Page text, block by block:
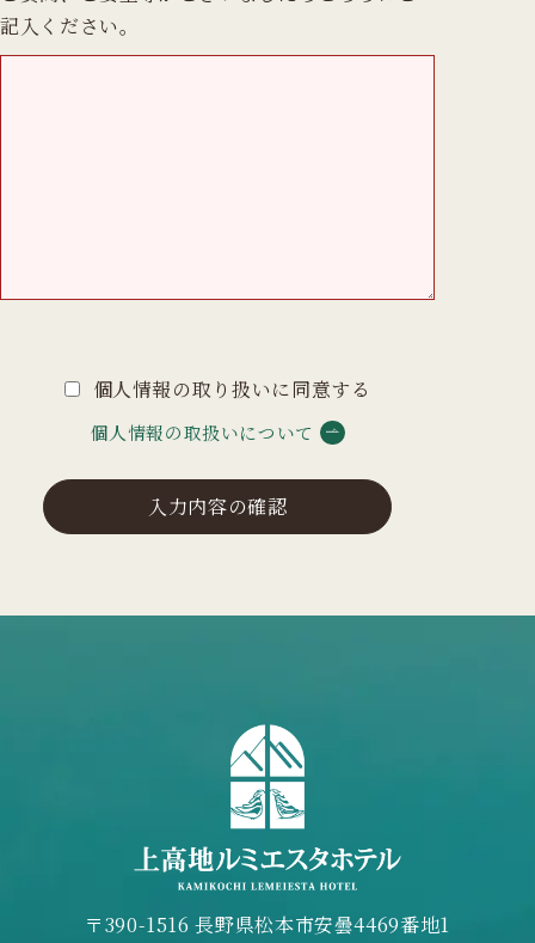
記入ください。
個人情報の取り扱いに同意する
個人情報の取扱いについて
入力内容の確認
〒390-1516 長野県松本市安曇4469番地1